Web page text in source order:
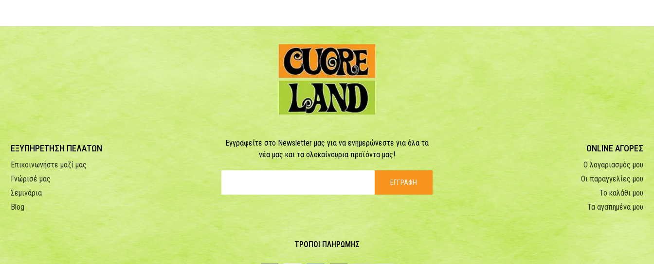
ΕΞΥΠΗΡΕΤΗΣΗ ΠΕΛΑΤΩΝ
Επικοινωνήστε μαζί μας
Γνώρισέ μας
Σεμινάρια
Blog
Εγγραφείτε στο Newsletter μας για να ενημερώνεστε για όλα τα
νέα μας και τα ολοκαίνουρια προϊόντα μας!
ΕΓΓΡΑΦΗ
ONLINE ΑΓΟΡΕΣ
Ο λογαριασμός μου
Οι παραγγελίες μου
Το καλάθι μου
Τα αγαπημένα μου
ΤΡΟΠΟΙ ΠΛΗΡΩΜΗΣ